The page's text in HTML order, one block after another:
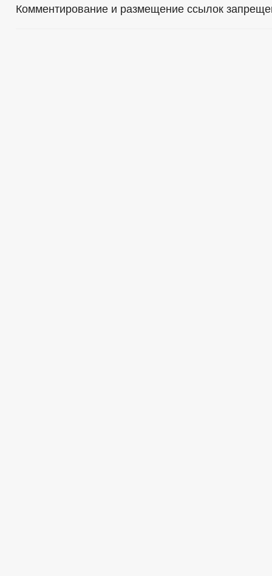
Комментирование и размещение ссылок